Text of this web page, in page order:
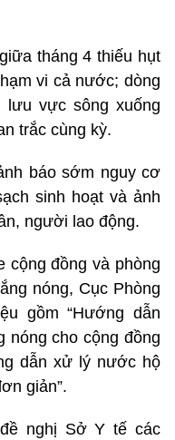
tháng 4 thiếu hụt
vi cả nước; dòng
vực sông xuống
trắc cùng kỳ.
báo sớm nguy cơ
sinh hoạt và ảnh
người lao động.
cộng đồng và phòng
nóng, Cục Phòng
gồm “Hướng dẫn
nóng cho cộng đồng
dẫn xử lý nước hộ
giản”.
nghị Sở Y tế các